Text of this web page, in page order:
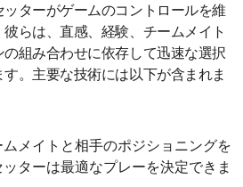
ターがゲームのコントロールを維
らは、直感、経験、チームメイト
組み合わせに依存して迅速な選択
。主要な技術には以下が含まれま
ムメイトと相手のポジショニングを
ターは最適なプレーを決定できま